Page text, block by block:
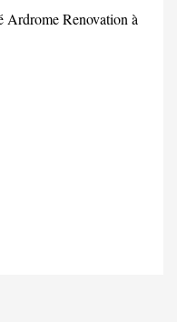
Ardrome Renovation à